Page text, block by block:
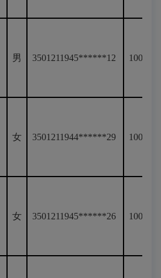
男 3501211945******12 100
女 3501211944******29 100
女 3501211945******26 100